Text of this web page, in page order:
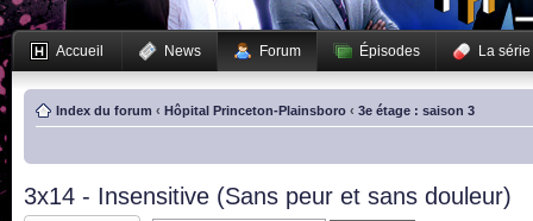
Accueil News Forum Épisodes La série
Index du forum ‹ Hôpital Princeton-Plainsboro ‹ 3e étage : saison 3
3x14 - Insensitive (Sans peur et sans douleur)